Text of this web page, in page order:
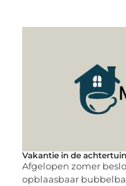
Vakantie in de
Afgelopen zomer
opblaasbaar